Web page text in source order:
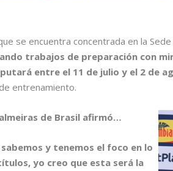
se encuentra concentrada en la Sede
trabajos de preparación con
entre el 11 de julio y el 2 de
entrenamiento.
de Brasil afirmó…
y tenemos el foco en lo
yo creo que esta será la